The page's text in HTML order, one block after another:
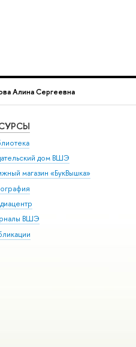
Алина Сергеевна
дом ВШЭ
магазин «БукВышка»
ВШЭ